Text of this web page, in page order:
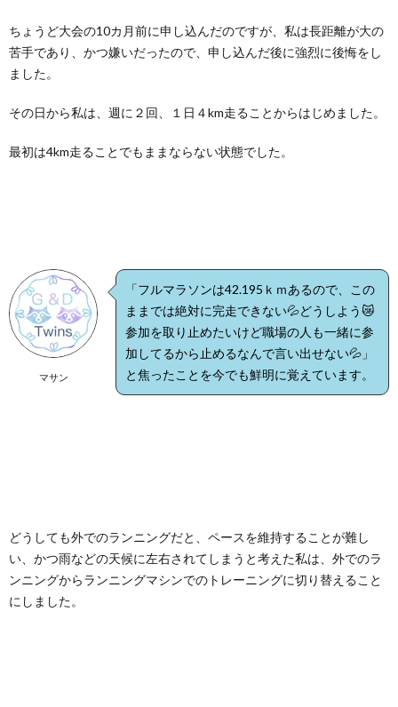
ちょうど大会の10カ月前に申し込んだのですが、私は長距離が大の
苦手であり、かつ嫌いだったので、申し込んだ後に強烈に後悔をし
ました。
その日から私は、週に２回、１日４km走ることからはじめました。
最初は4km走ることでもままならない状態でした。
マサン
「フルマラソンは42.195ｋｍあるので、この
ままでは絶対に完走できない💦どうしよう😿
参加を取り止めたいけど職場の人も一緒に参
加してるから止めるなんで言い出せない💦」
と焦ったことを今でも鮮明に覚えています。
どうしても外でのランニングだと、ペースを維持することが難し
い、かつ雨などの天候に左右されてしまうと考えた私は、外でのラ
ンニングからランニングマシンでのトレーニングに切り替えること
にしました。